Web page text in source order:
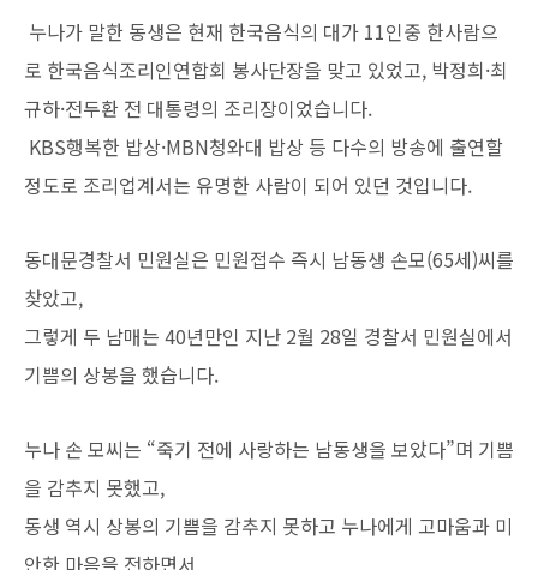
누나가 말한 동생은 현재 한국음식의 대가 11인중 한사람으
로 한국음식조리인연합회 봉사단장을 맞고 있었고, 박정희·최
규하·전두환 전 대통령의 조리장이었습니다.
KBS행복한 밥상·MBN청와대 밥상 등 다수의 방송에 출연할
정도로 조리업계서는 유명한 사람이 되어 있던 것입니다.
동대문경찰서 민원실은 민원접수 즉시 남동생 손모(65세)씨를
찾았고,
그렇게 두 남매는 40년만인 지난 2월 28일 경찰서 민원실에서
기쁨의 상봉을 했습니다.
누나 손 모씨는 “죽기 전에 사랑하는 남동생을 보았다”며 기쁨
을 감추지 못했고,
동생 역시 상봉의 기쁨을 감추지 못하고 누나에게 고마움과 미